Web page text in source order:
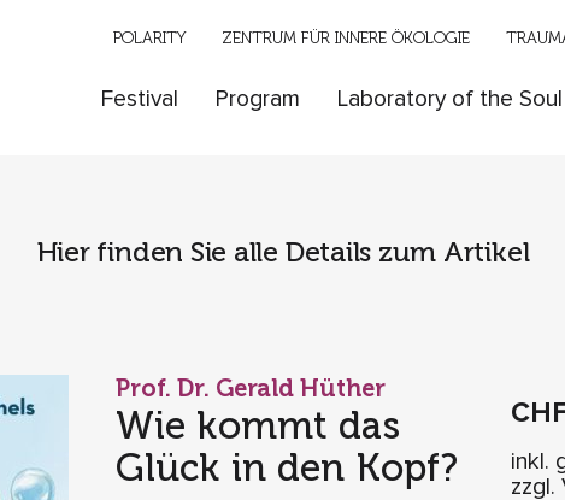
Festival Program Laboratory of the Soul
POLARITY ZENTRUM FÜR INNERE ÖKOLOGIE
Hier finden Sie alle Details zum Artikel
Prof. Dr. Gerald Hüther
Wie kommt das
Glück in den Kopf?
inkl.
zzgl.